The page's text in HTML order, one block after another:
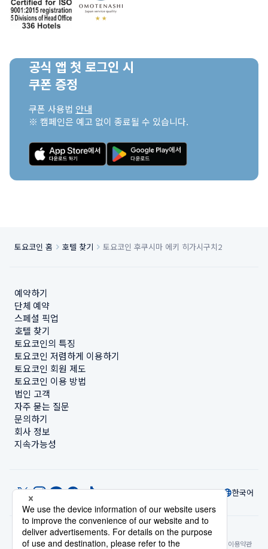
공식 앱 첫 로그인 시
쿠폰 증정
쿠폰 사용법 안내
※ 캠페인은 예고 없이 종료될 수 있습니다.
토요코인 홈 호텔 찾기 토요코인 후쿠시마 에키 히가시구치2
예약하기
단체 예약
스페셜 픽업
호텔 찾기
토요코인의 특징
토요코인 저렴하게 이용하기
토요코인 회원 제도
토요코인 이용 방법
법인 고객
자주 묻는 질문
문의하기
회사 정보
지속가능성
한국어
© Toyoko Inn Co., Ltd.
개인정보 설정개인정보 보호정책특정상거래법에 관한 표기사이트 정책
숙박시설 이용약관